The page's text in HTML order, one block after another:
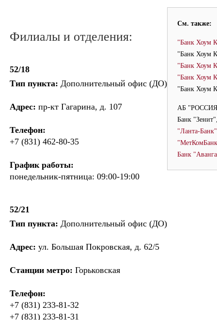
См. также:
"Банк Хоум
"Банк Хоум
"Банк Хоум
"Банк Хоум
"Банк Хоум
АБ
Банк
"Ланта-
Банк
Филиалы и отделения:
52/18
Тип пункта: Дополнительный офис (ДО)
Адрес: пр-кт Гагарина, д. 107
Телефон:
+7 (831) 462-80-35
График работы:
понедельник-пятница: 09:00-19:00
52/21
Тип пункта: Дополнительный офис (ДО)
Адрес: ул. Большая Покровская, д. 62/5
Станции метро: Горьковская
Телефон:
+7 (831) 233-81-32
+7 (831) 233-81-31